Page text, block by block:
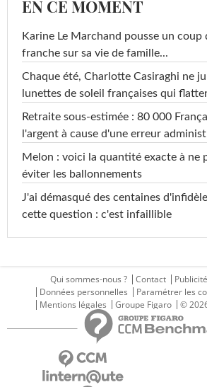
EN CE MOMENT
Karine Le Marchand pousse un coup
franche sur sa vie de famille...
Chaque été, Charlotte Casiraghi ne
lunettes de soleil françaises qui
Retraite sous-estimée : 80 000
l'argent à cause d'une erreur
Melon : voici la quantité exacte à ne
éviter les ballonnements
J'ai démasqué des centaines
cette question : c'est infaillible
Qui sommes-nous ? Contact Publicité
Données personnelles
Paramétrer les
Mentions légales
Groupe Figaro ©